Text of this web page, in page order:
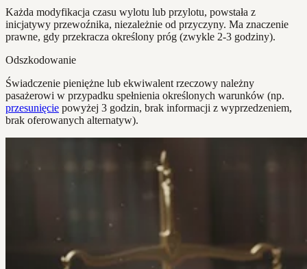
Każda modyfikacja czasu wylotu lub przylotu, powstała z
inicjatywy przewoźnika, niezależnie od przyczyny. Ma znaczenie
prawne, gdy przekracza określony próg (zwykle 2-3 godziny).
Odszkodowanie
Świadczenie pieniężne lub ekwiwalent rzeczowy należny
pasażerowi w przypadku spełnienia określonych warunków (np.
przesunięcie powyżej 3 godzin, brak informacji z wyprzedzeniem,
brak oferowanych alternatyw).